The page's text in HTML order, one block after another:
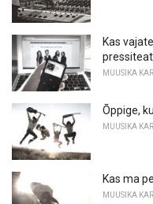
Kas
MUUSIKA
Õppige,
MUUSIKA
Kas ma
MUUSIKA